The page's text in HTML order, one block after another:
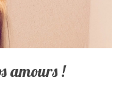
amours !